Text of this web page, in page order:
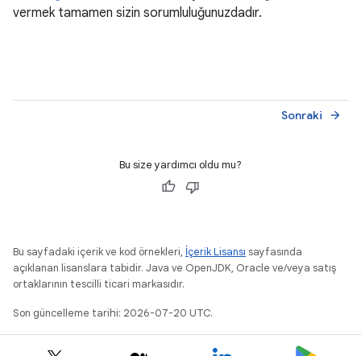
vermek tamamen sizin sorumluluğunuzdadır.
Sonraki arrow_forward
Bu size yardımcı oldu mu?
Bu sayfadaki içerik ve kod örnekleri, İçerik Lisansı sayfasında
açıklanan lisanslara tabidir. Java ve OpenJDK, Oracle ve/veya satış
ortaklarının tescilli ticari markasıdır.
Son güncelleme tarihi: 2026-07-20 UTC.